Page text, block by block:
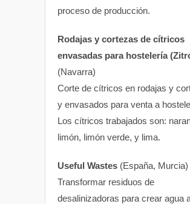
proceso de producción.
Rodajas y cortezas de cítricos
envasadas para hostelería
(Navarra)
Corte de cítricos en rodajas y
y envasados para venta a
Los cítricos trabajados son:
limón, limón verde, y lima.
Useful Wastes (España, Murcia)
Transformar residuos de
desalinizadoras para crear agua